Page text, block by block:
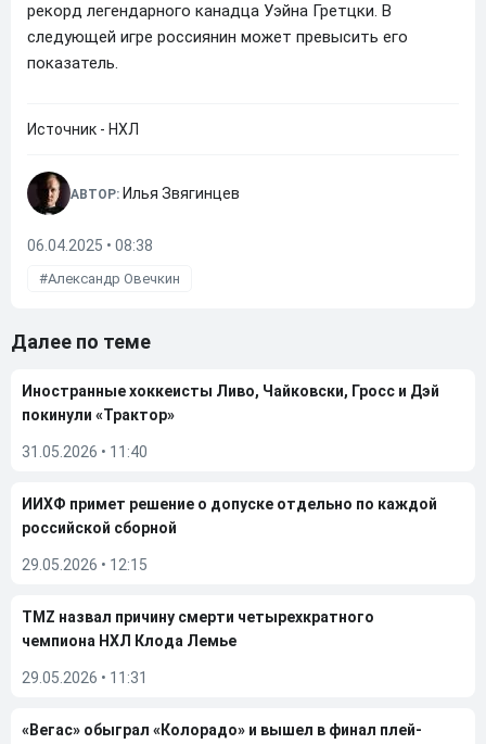
рекорд легендарного канадца Уэйна Гретцки. В
следующей игре россиянин может превысить его
показатель.
Источник - НХЛ
АВТОР: Илья Звягинцев
06.04.2025 • 08:38
Александр Овечкин
Далее по теме
Иностранные хоккеисты Ливо, Чайковски, Гросс и Дэй
покинули «Трактор»
31.05.2026 • 11:40
ИИХФ примет решение о допуске отдельно по каждой
российской сборной
29.05.2026 • 12:15
TMZ назвал причину смерти четырехкратного
чемпиона НХЛ Клода Лемье
29.05.2026 • 11:31
«Вегас» обыграл «Колорадо» и вышел в финал плей-